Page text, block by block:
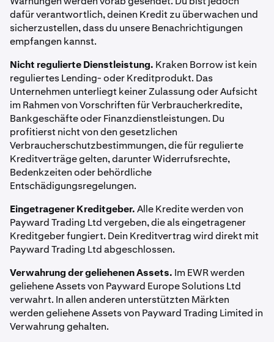
So läuft das Leihen in der App ab:
1 Lege auf dem Bildschirm„Wie viel möchtest du
leihen?“den Betrag über die Schnellauswahl-
Buttons oder den
Schieberegler
darüber angezeigt
dafür verantwortlich, deinen Kredit zu überwachen und
sicherzustellen, dass du unsere Benachrichtigungen
empfangen kannst.
Nicht regulierte Dienstleistung. Kraken Borrow ist kein
reguliertes Lending- oder Kreditprodukt. Das
Unternehmen unterliegt keiner Zulassung oder Aufsicht
im Rahmen von Vorschriften für Verbraucherkredite,
Bankgeschäfte oder Finanzdienstleistungen. Du
profitierst nicht von den gesetzlichen
Verbraucherschutzbestimmungen, die für regulierte
Kreditverträge gelten, darunter Widerrufsrechte,
Bedenkzeiten oder behördliche
Entschädigungsregelungen.
Eingetragener Kreditgeber.Alle Kredite werden von
Payward Trading Ltd vergeben, die als eingetragener
Kreditgeber fungiert. Dein Kreditvertrag wird direkt mit
Payward Trading Ltd abgeschlossen.
Verwahrung der geliehenen Assets. Im EWR werden
geliehene Assets von Payward Europe Solutions Ltd
verwahrt. In allen anderen unterstützten Märkten
werden geliehene Assets von Payward Trading Limited in
Verwahrung gehalten.